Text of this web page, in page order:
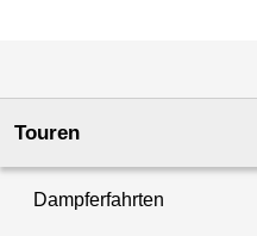
Touren
Dampferfahrten